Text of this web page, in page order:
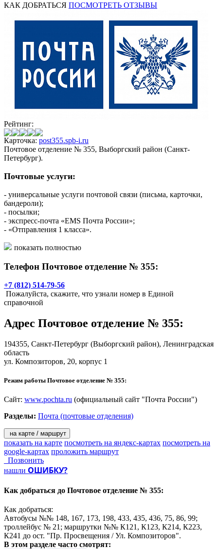
КАК ДОБРАТЬСЯ ПОСМОТРЕТЬ ОТЗЫВЫ
Рейтинг:
Карточка: post355.spb-i.ru
Почтовое отделение № 355, Выборгский район (Санкт-
Петербург).
Почтовые услуги:
- универсальные услуги почтовой связи (письма, карточки,
бандероли);
- посылки;
- экспресс-почта «EMS Почта России»;
- «Отправления 1 класса».
Финансовые услуги:
- выплата/доставка пенсий и пособий;
- прием коммунальных платежей;
- прием платежей за услуги сотовой и факсимильной связи,
Интернет и телевидение;
- страховые услуги.
- «КиберПочт@»;
На территории Санкт-Петербурга и Ленинградской области
и в 278 почтовых отделениях Ленинградской области;
- распространение печати по подписке;
- продажа бестиражных и тиражных лотерей;
- «Почта Деда Мороза»;
- подписка на собрание сочинений книжного клуба «Терра».
Решения для бизнеса:
клиентов;
- размещение рекламы (рекламно-информационных
материалов в отделениях почтовой связи, наружной рекламы,
распространение печатной рекламы);
- директ-мейл.
показать полностью
Телефон Почтовое отделение № 355:
+7 (812) 514-79-56
Пожалуйста, скажите, что узнали номер в Единой
справочной
Адрес Почтовое отделение № 355:
194355, Санкт-Петербург (Выборгский район), Ленинградская
область
ул. Композиторов, 20, корпус 1
Режим работы Почтовое отделение № 355:
Сайт: www.pochta.ru (официальный сайт "Почта России")
Разделы: Почта (почтовые отделения)
на карте / маршрут
показать на карте посмотреть на яндекс-картах посмотреть на
google-картах проложить маршрут
Позвонить
нашли ОШИБКУ?
Как добраться до Почтовое отделение № 355:
Как добраться:
Автобусы №№ 148, 167, 173, 198, 433, 435, 436, 75, 86, 99;
троллейбус № 21; маршрутки №№ К121, К123, К214, К223,
К241 до ост. "Пр. Просвещения / Ул. Композиторов".
В этом разделе часто смотрят: